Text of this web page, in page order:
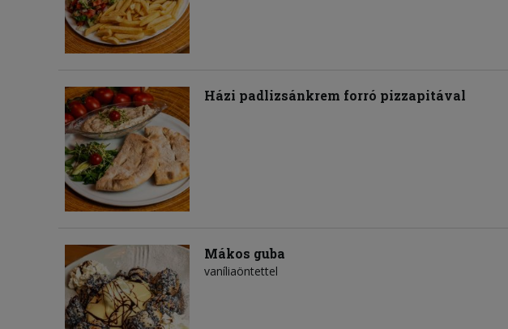
Házi padlizsánkrem forró pizzapitával
Mákos guba
vaníliaöntettel